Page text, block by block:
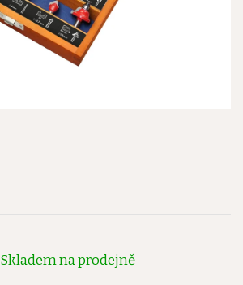
Skladem na prodejně